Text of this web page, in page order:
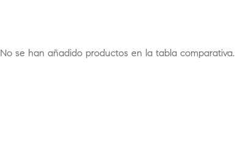
No se han añadido productos en la tabla comparativa.